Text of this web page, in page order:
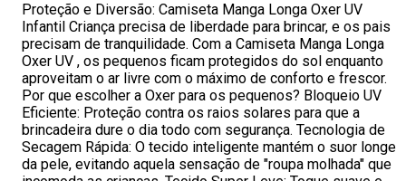
Proteção e Diversão: Camiseta Manga Longa Oxer UV
Infantil Criança precisa de liberdade para brincar, e os pais
precisam de tranquilidade. Com a Camiseta Manga Longa
Oxer UV , os pequenos ficam protegidos do sol enquanto
aproveitam o ar livre com o máximo de conforto e frescor.
Por que escolher a Oxer para os pequenos? Bloqueio UV
Eficiente: Proteção contra os raios solares para que a
brincadeira dure o dia todo com segurança. Tecnologia de
Secagem Rápida: O tecido inteligente mantém o suor longe
da pele, evitando aquela sensação de "roupa molhada" que